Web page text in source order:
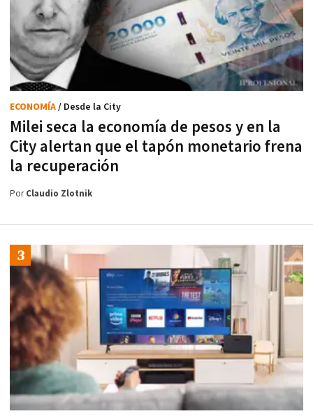
Milei seca la economía de pesos y en la
City alertan que el tapón monetario frena
la recuperación
ECONOMÍA/ Desde la City
PorClaudio Zlotnik